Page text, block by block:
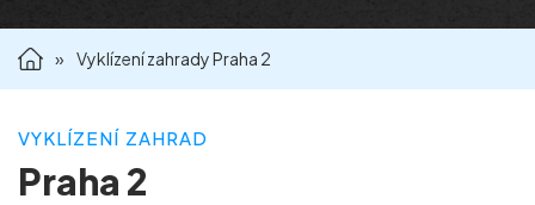
» Vyklízení zahrady Praha 2
VYKLÍZENÍ ZAHRAD
Praha 2